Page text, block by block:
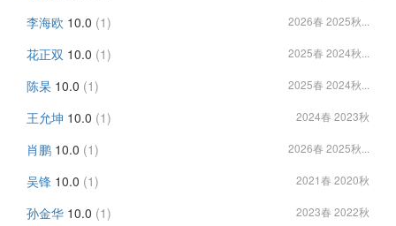
李海欧 10.0 (1) 2026春 2025秋...
花正双 10.0 (1) 2025春 2024秋...
陈杲 10.0 (1) 2025春 2024秋...
王允坤 10.0 (1) 2024春 2023秋
肖鹏 10.0 (1) 2026春 2025秋...
吴锋 10.0 (1) 2021春 2020秋
孙金华 10.0 (1) 2023春 2022秋